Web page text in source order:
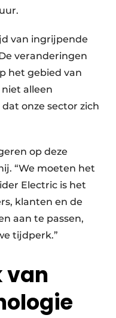
van ingrijpende
veranderingen
het gebied van
alleen
onze sector zich
op deze
“We moeten het
Electric is het
klanten en de
aan te passen,
tijdperk.”
van